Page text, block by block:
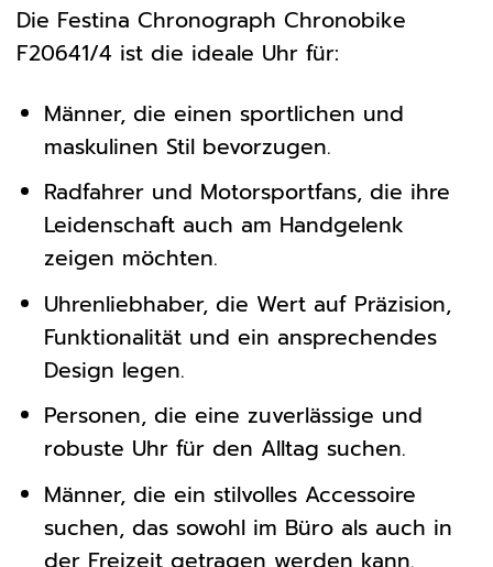
Die Festina Chronograph Chronobike
F20641/4 ist die ideale Uhr für:
Männer, die einen sportlichen und
maskulinen Stil bevorzugen.
Radfahrer und Motorsportfans, die ihre
Leidenschaft auch am Handgelenk
zeigen möchten.
Uhrenliebhaber, die Wert auf Präzision,
Funktionalität und ein ansprechendes
Design legen.
Personen, die eine zuverlässige und
robuste Uhr für den Alltag suchen.
Männer, die ein stilvolles Accessoire
suchen, das sowohl im Büro als auch in
der Freizeit getragen werden kann.